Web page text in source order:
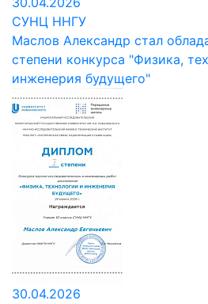
СУНЦ ННГУ
Маслов Александр стал
степени конкурса "Физика,
инженерия будущего"
30.04.2026